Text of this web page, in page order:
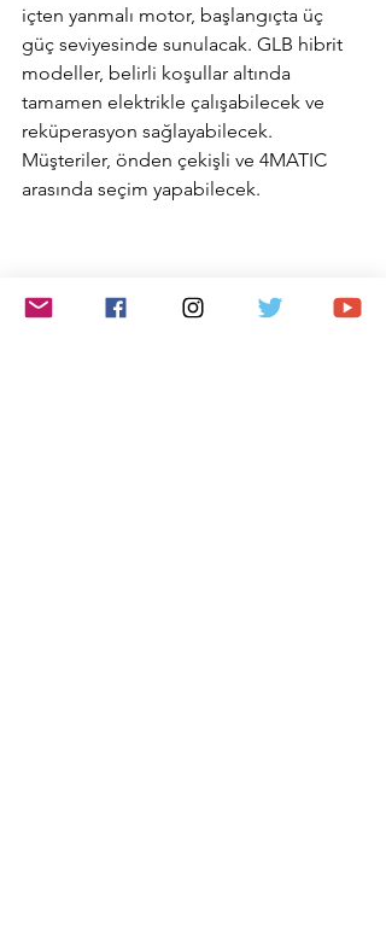
içten yanmalı motor, başlangıçta üç
güç seviyesinde sunulacak. GLB hibrit
modeller, belirli koşullar altında
tamamen elektrikle çalışabilecek ve
reküperasyon sağlayabilecek.
Müşteriler, önden çekişli ve 4MATIC
arasında seçim yapabilecek.